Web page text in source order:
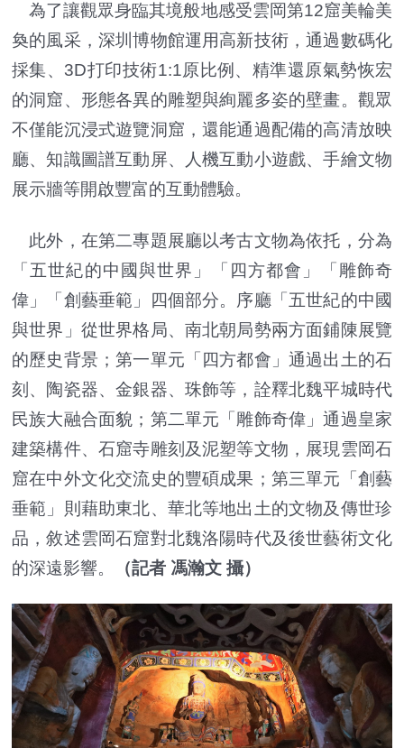
為了讓觀眾身臨其境般地感受雲岡第12窟美輪美
奐的風采，深圳博物館運用高新技術，通過數碼化
採集、3D打印技術1:1原比例、精準還原氣勢恢宏
的洞窟、形態各異的雕塑與絢麗多姿的壁畫。觀眾
不僅能沉浸式遊覽洞窟，還能通過配備的高清放映
廳、知識圖譜互動屏、人機互動小遊戲、手繪文物
展示牆等開啟豐富的互動體驗。
此外，在第二專題展廳以考古文物為依托，分為
「五世紀的中國與世界」「四方都會」「雕飾奇
偉」「創藝垂範」四個部分。序廳「五世紀的中國
與世界」從世界格局、南北朝局勢兩方面鋪陳展覽
的歷史背景；第一單元「四方都會」通過出土的石
刻、陶瓷器、金銀器、珠飾等，詮釋北魏平城時代
民族大融合面貌；第二單元「雕飾奇偉」通過皇家
建築構件、石窟寺雕刻及泥塑等文物，展現雲岡石
窟在中外文化交流史的豐碩成果；第三單元「創藝
垂範」則藉助東北、華北等地出土的文物及傳世珍
品，敘述雲岡石窟對北魏洛陽時代及後世藝術文化
的深遠影響。
（記者 馮瀚文 攝）